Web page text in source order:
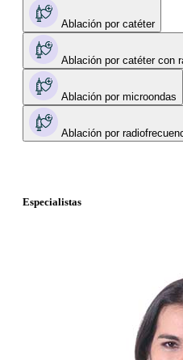
Ablación por catéter
Ablación por catéter con
Ablación por microondas
Ablación por
Especialistas